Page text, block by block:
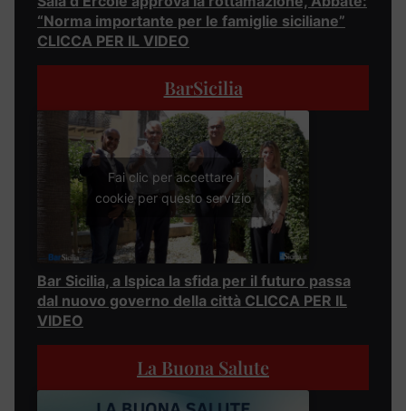
“Norma importante per le famiglie siciliane”
CLICCA PER IL VIDEO
BarSicilia
Fai clic per accettare i
cookie per questo servizio
Bar Sicilia, a Ispica la sfida per il futuro passa
dal nuovo governo della città CLICCA PER IL
VIDEO
La Buona Salute